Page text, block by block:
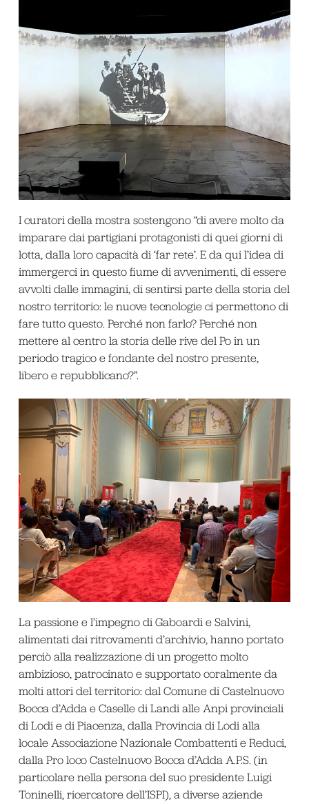
I curatori della mostra sostengono “di avere molto da
imparare dai partigiani protagonisti di quei giorni di
lotta, dalla loro capacità di ‘far rete’. E da qui l’idea di
immergerci in questo fiume di avvenimenti, di essere
avvolti dalle immagini, di sentirsi parte della storia del
nostro territorio: le nuove tecnologie ci permettono di
fare tutto questo. Perché non farlo? Perché non
mettere al centro la storia delle rive del Po in un
periodo tragico e fondante del nostro presente,
libero e repubblicano?”.
La passione e l’impegno di Gaboardi e Salvini,
alimentati dai ritrovamenti d’archivio, hanno portato
perciò alla realizzazione di un progetto molto
ambizioso, patrocinato e supportato coralmente da
molti attori del territorio: dal Comune di Castelnuovo
Bocca d’Adda e Caselle di Landi alle Anpi provinciali
di Lodi e di Piacenza, dalla Provincia di Lodi alla
locale Associazione Nazionale Combattenti e Reduci,
dalla Pro loco Castelnuovo Bocca d’Adda A.P.S. (in
particolare nella persona del suo presidente Luigi
Toninelli, ricercatore dell’ISPI), a diverse aziende